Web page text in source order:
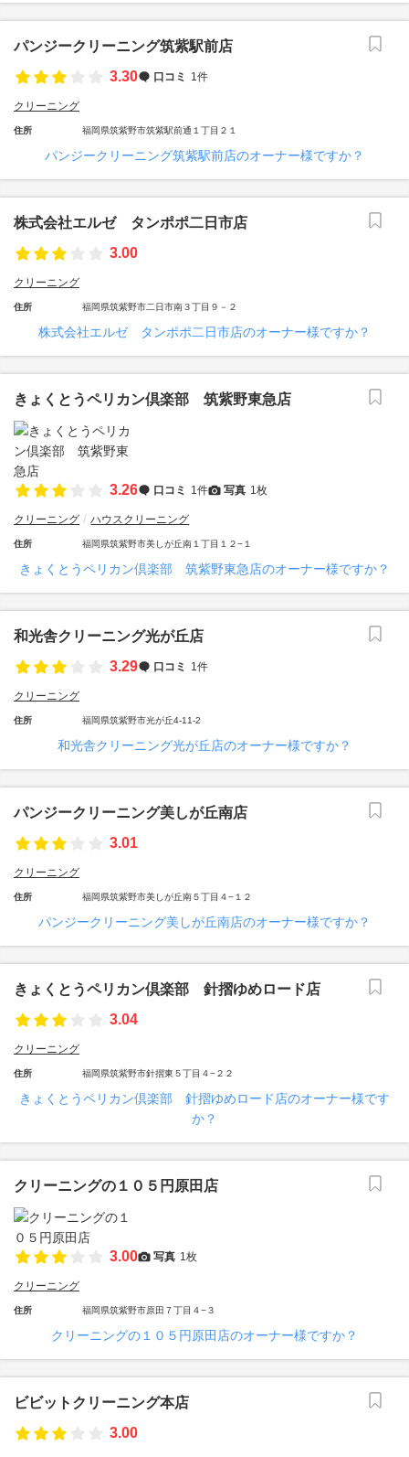
パンジークリーニング筑紫駅前店
3.30
口コミ 1件
クリーニング
住所 福岡県筑紫野市筑紫駅前通１丁目２１
パンジークリーニング筑紫駅前店のオーナー様ですか？
株式会社エルゼ タンポポ二日市店
3.00
クリーニング
住所 福岡県筑紫野市二日市南３丁目９－２
株式会社エルゼ タンポポ二日市店のオーナー様ですか？
きょくとうペリカン倶楽部 筑紫野東急店
3.26 口コミ 1件 写真 1枚
クリーニング ハウスクリーニング
住所 福岡県筑紫野市美しが丘南１丁目１２−１
きょくとうペリカン倶楽部 筑紫野東急店のオーナー様ですか？
和光舎クリーニング光が丘店
3.29
口コミ 1件
クリーニング
住所 福岡県筑紫野市光が丘4-11-2
和光舎クリーニング光が丘店のオーナー様ですか？
パンジークリーニング美しが丘南店
3.01
クリーニング
住所 福岡県筑紫野市美しが丘南５丁目４−１２
パンジークリーニング美しが丘南店のオーナー様ですか？
きょくとうペリカン倶楽部 針摺ゆめロード店
3.04
クリーニング
住所 福岡県筑紫野市針摺東５丁目４−２２
きょくとうペリカン倶楽部 針摺ゆめロード店のオーナー様です
か？
クリーニングの１０５円原田店
3.00 写真 1枚
クリーニング
住所 福岡県筑紫野市原田７丁目４−３
クリーニングの１０５円原田店のオーナー様ですか？
ビビットクリーニング本店
3.00